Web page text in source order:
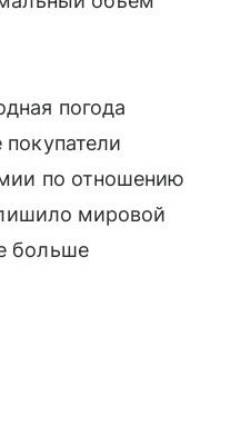
погода
по отношению
мировой
больше